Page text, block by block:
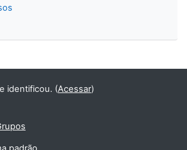
identificou. (Acessar)